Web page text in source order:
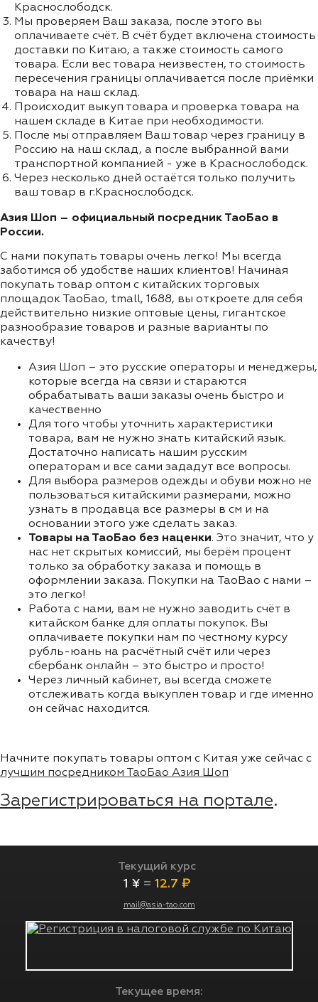
Краснослободск.
Мы проверяем Ваш заказа, после этого вы
оплачиваете счёт. В счёт будет включена стоимость
доставки по Китаю, а также стоимость самого
товара. Если вес товара неизвестен, то стоимость
пересечения границы оплачивается после приёмки
товара на наш склад.
Происходит выкуп товара и проверка товара на
нашем складе в Китае при необходимости.
После мы отправляем Ваш товар через границу в
Россию на наш склад, а после выбранной вами
транспортной компанией - уже в Краснослободск.
Через несколько дней остаётся только получить
ваш товар в г.Краснослободск.
Азия Шоп – официальный посредник ТаоБао в
России.
С нами покупать товары очень легко! Мы всегда
заботимся об удобстве наших клиентов! Начиная
покупать товар оптом с китайских торговых
площадок ТаоБао, tmall, 1688, вы откроете для себя
действительно низкие оптовые цены, гигантское
разнообразие товаров и разные варианты по
качеству!
Азия Шоп – это русские операторы и менеджеры,
которые всегда на связи и стараются
обрабатывать ваши заказы очень быстро и
качественно
Для того чтобы уточнить характеристики
товара, вам не нужно знать китайский язык.
Достаточно написать нашим русским
операторам и все сами зададут все вопросы.
Для выбора размеров одежды и обуви можно не
пользоваться китайскими размерами, можно
узнать в продавца все размеры в см и на
основании этого уже сделать заказ.
Товары на ТаоБао без наценки. Это значит, что у
нас нет скрытых комиссий, мы берём процент
только за обработку заказа и помощь в
оформлении заказа. Покупки на TaoBao с нами –
это легко!
Работа с нами, вам не нужно заводить счёт в
китайском банке для оплаты покупок. Вы
оплачиваете покупки нам по честному курсу
рубль-юань на расчётный счёт или через
сбербанк онлайн – это быстро и просто!
Через личный кабинет, вы всегда сможете
отслеживать когда выкуплен товар и где именно
он сейчас находится.
Начните покупать товары оптом с Китая уже сейчас с
лучшим посредником ТаоБао Азия Шоп
Зарегистрироваться на портале.
Текущий курс
1 ¥ = 12.7 ₽
mail@asia-tao.com
Текущее время: